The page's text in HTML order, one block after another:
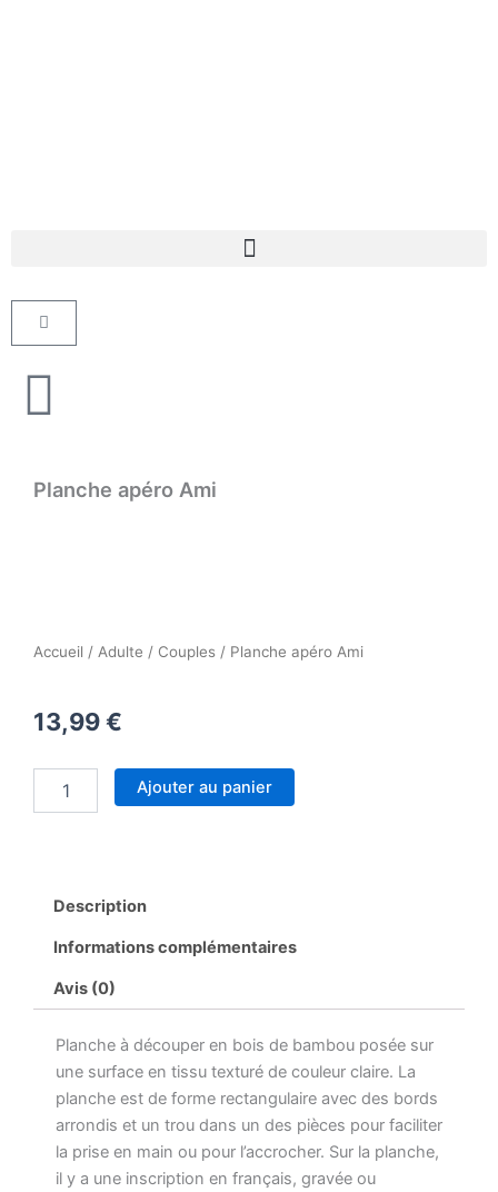
Panier
Planche apéro Ami
Accueil / Adulte / Couples / Planche apéro Ami
13,99€
Ajouter au panier
Description
Informations complémentaires
Avis (0)
Planche à découper en bois de bambou posée sur
une surface en tissu texturé de couleur claire. La
planche est de forme rectangulaire avec des bords
arrondis et un trou dans un des pièces pour faciliter
la prise en main ou pour l’accrocher. Sur la planche,
il y a une inscription en français, gravée ou